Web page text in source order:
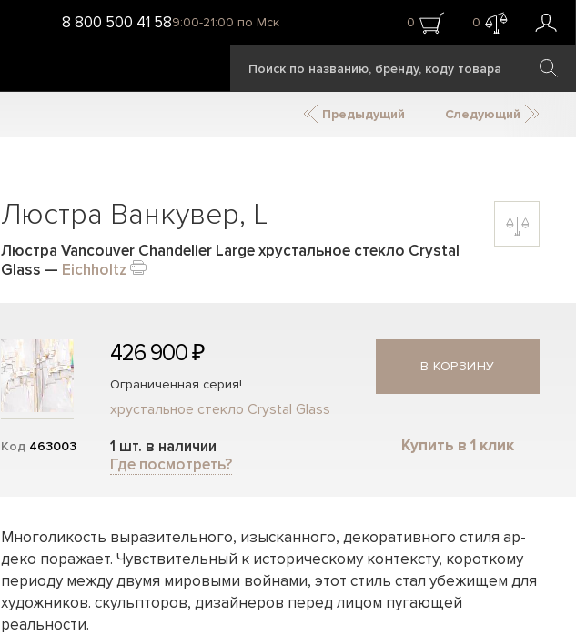
8 800 500 41 589:00-21:00 по Мск 0 0
Предыдущий Следующий
Люстра Ванкувер, L
Люстра Vancouver Chandelier Large хрустальное стекло Crystal
Glass — Eichholtz
Код 463003
426 900 ₽
Ограниченная серия!
хрустальное стекло Crystal Glass
1 шт. в наличии
Где посмотреть?
В КОРЗИНУ
Купить в 1 клик
Многоликость выразительного, изысканного, декоративного стиля ар-
деко поражает. Чувствительный к историческому контексту, короткому
периоду между двумя мировыми войнами, этот стиль стал убежищем для
художников. скульпторов, дизайнеров перед лицом пугающей
реальности.